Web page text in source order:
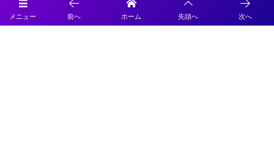
メニュー 前へ ホーム 先頭へ 次へ